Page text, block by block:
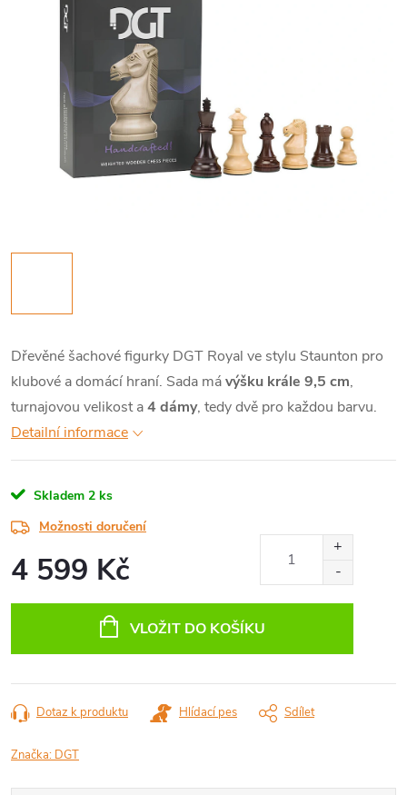
Dřevěné šachové figurky DGT Royal ve stylu Staunton pro
klubové a domácí hraní. Sada mávýšku krále 9,5 cm,
turnajovou velikost a4 dámy, tedy dvě pro každou barvu.
Detailní informace
Skladem 2 ks
Možnosti doručení
4 599 Kč
VLOŽIT DO KOŠÍKU
Dotaz k produktu Hlídací pes Sdílet
Značka: DGT